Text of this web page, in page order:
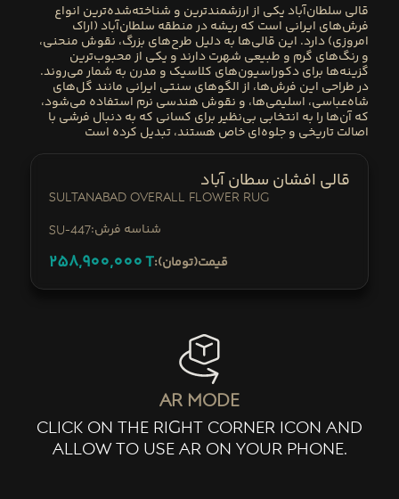
قالی سلطان‌آبادیکی از ارزشمندترین و شناخته‌شده‌ترین انواع
فرش‌های ایرانی است که ریشه در منطقه سلطان‌آباد (اراک
امروزی) دارد. این قالی‌ها به دلیل طرح‌های بزرگ، نقوش منحنی،
و رنگ‌های گرم و طبیعی شهرت دارند و یکی از محبوب‌ترین
گزینه‌ها برای دکوراسیون‌های کلاسیک و مدرن به شمار می‌روند.
در طراحی این فرش‌ها، از الگوهای سنتی ایرانی مانند گل‌های
شاه‌عباسی، اسلیمی‌ها، و نقوش هندسی نرم استفاده می‌شود،
که آن‌ها را به انتخابی بی‌نظیر برای کسانی که به دنبال فرشی با
اصالت تاریخی و جلوه‌ای خاص هستند، تبدیل کرده است
قالی افشان سطان آباد
Sultanabad Overall Flower Rug
SU-447 :شناسه فرش
258,900,000T :قیمت(تومان)
ar mode
click on the right corner icon and
allow to use ar on your phone.